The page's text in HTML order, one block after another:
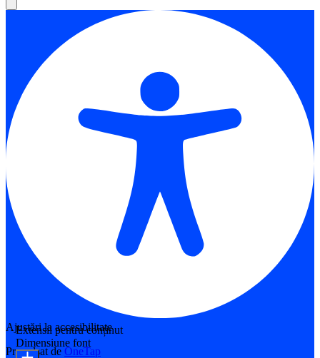
Ajustări la accesibilitate
Propulsat de OneTap
Extensii pentru conținut
Dimensiune font